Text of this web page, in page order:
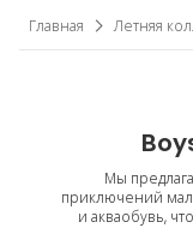
Главная Летняя
Мы
приключений
и акваобувь,